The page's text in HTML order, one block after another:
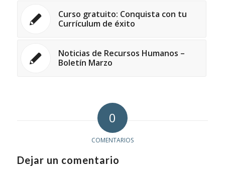
Curso gratuito: Conquista con tu
Currículum de éxito
Noticias de Recursos Humanos –
Boletín Marzo
0
COMENTARIOS
Dejar un comentario